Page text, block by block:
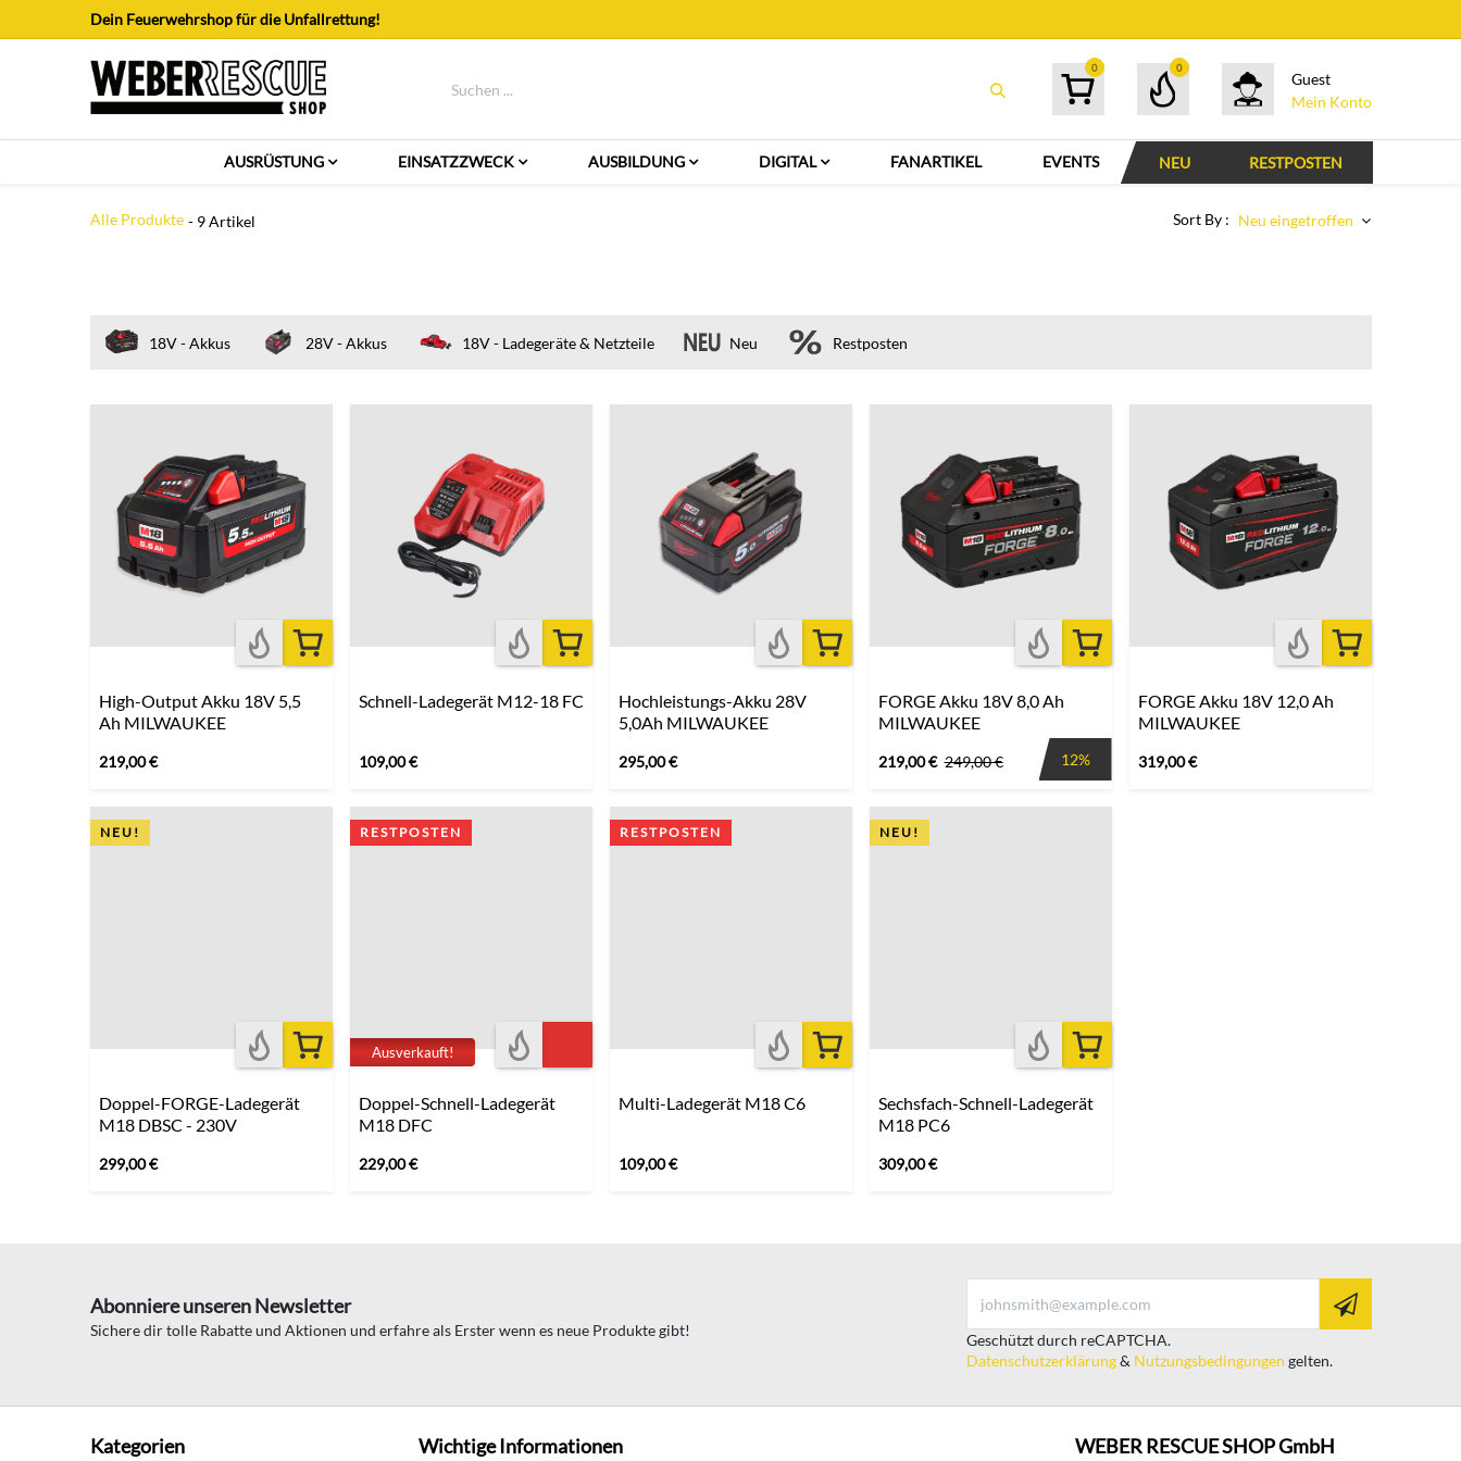
Zum Inhalt springenDein Feuerwehrshop für die Unfallrettung!
0 0
Guest
Mein Konto
AUSRÜSTUNG EINSATZZWECK AUSBILDUNG DIGITAL FANARTIKEL EVENTS NEU RESTPOSTEN
Alle Produkte - 9 Artikel Sort By : Neu eingetroffen
18V - Akkus 28V - Akkus 18V - Ladegeräte & Netzteile Neu Restposten
High-Output Akku 18V 5,5
Ah MILWAUKEE
219,00€
Schnell-Ladegerät M12-18 FC
109,00€
Hochleistungs-Akku 28V
5,0Ah MILWAUKEE
295,00€
FORGE Akku 18V 8,0 Ah
MILWAUKEE
219,00€ 249,00€ 12%
FORGE Akku 18V 12,0 Ah
MILWAUKEE
319,00€
NEU!
Doppel-FORGE-Ladegerät
M18 DBSC - 230V
299,00€
RESTPOSTEN
Ausverkauft!
Doppel-Schnell-Ladegerät
M18 DFC
229,00€
RESTPOSTEN
Multi-Ladegerät M18 C6
109,00€
NEU!
Sechsfach-Schnell-Ladegerät
M18 PC6
309,00€
Abonniere unseren Newsletter
Sichere dir tolle Rabatte und Aktionen und erfahre als Erster wenn es neue Produkte gibt!
Geschützt durch reCAPTCHA.
Datenschutzerklärung& Nutzungsbedingungen gelten.
Kategorien Wichtige Informationen WEBER RESCUE SHOP GmbH